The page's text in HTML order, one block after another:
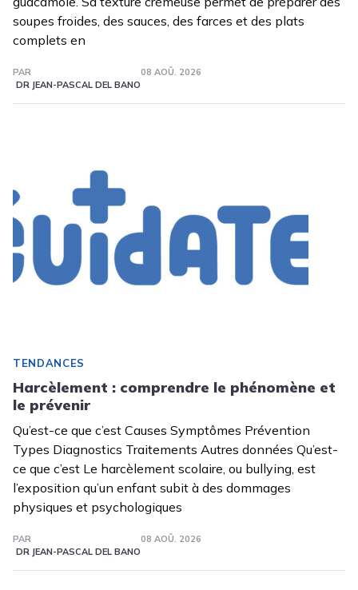
soupes froides, des sauces, des farces et des plats
complets en
PAR
DR JEAN-PASCAL DEL BANO
08 AOÛ. 2026
TENDANCES
Harcèlement : comprendre le phénomène et
le prévenir
Qu’est-ce que c’est Causes Symptômes Prévention
Types Diagnostics Traitements Autres données Qu’est-
ce que c’est Le harcèlement scolaire, ou bullying, est
l’exposition qu’un enfant subit à des dommages
physiques et psychologiques
PAR
DR JEAN-PASCAL DEL BANO
08 AOÛ. 2026